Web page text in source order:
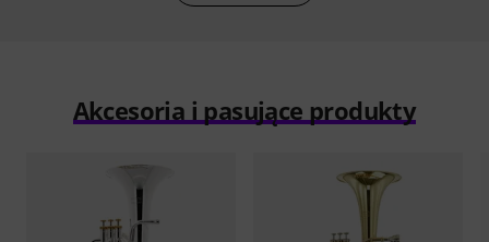
Akcesoria i pasujące produkty